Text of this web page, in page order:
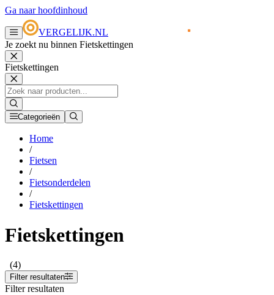
Ga naar hoofdinhoud
VERGELIJK.NL
Je zoekt nu binnen Fietskettingen
Fietskettingen
Categorieën
Home
/
Fietsen
/
Fietsonderdelen
/
Fietskettingen
Fietskettingen
(4)
Filter resultaten
Filter resultaten